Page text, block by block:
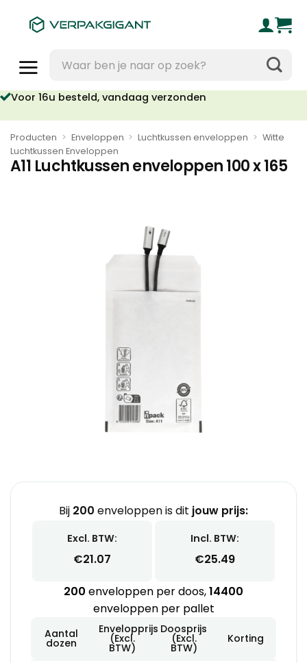
naar:
16u besteld, vandaag verzonden
Producten > Enveloppen > Luchtkussen enveloppen > Witte
Luchtkussen Enveloppen
A11 Luchtkussen enveloppen 100 x 165
Bij 200 enveloppen is dit jouw prijs:
Excl. BTW:
€21.07
Incl. BTW:
€25.49
200 enveloppen per doos,14400
enveloppen per pallet
Aantal
dozen
Envelopprijs
(Excl.
BTW)
Doosprijs
(Excl.
BTW)
Korting